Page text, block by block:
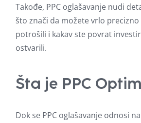
Takođe, PPC oglašavanje nudi
što znači da možete vrlo
potrošili i kakav ste povrat
ostvarili.
Šta je PPC
Dok se PPC oglašavanje odnosi